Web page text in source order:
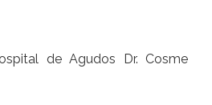
de Agudos Dr. Cosme